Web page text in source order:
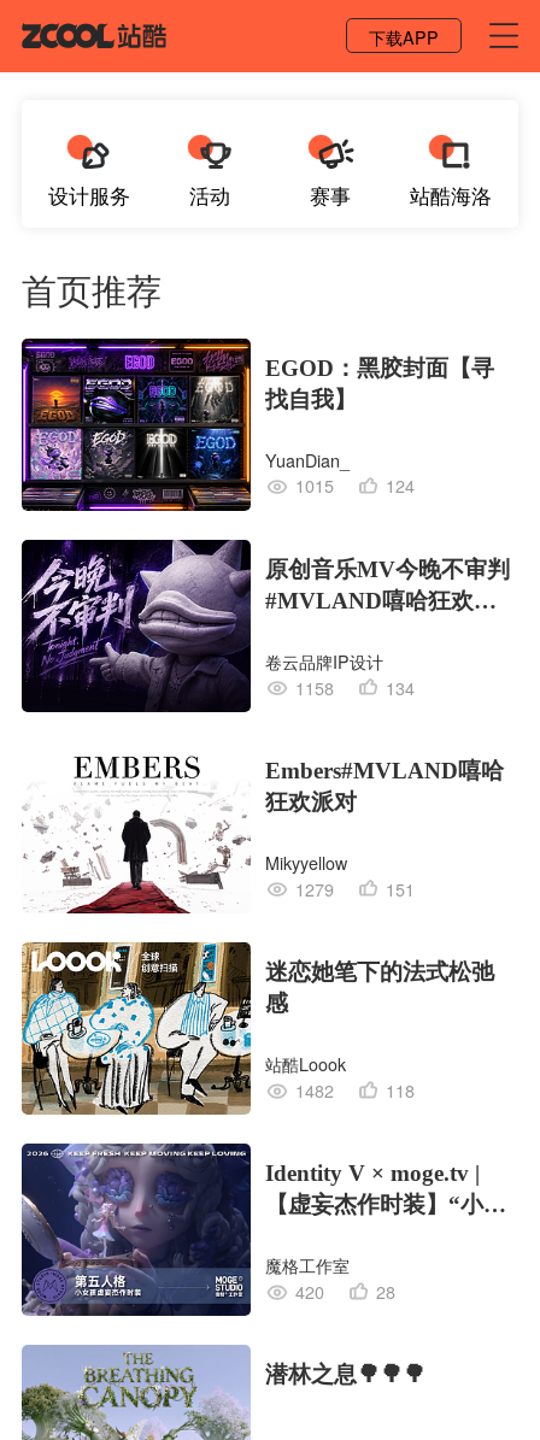
下载APP
设计服务 活动 赛事 站酷海洛
首页推荐
EGOD：黑胶封面【寻
找自我】
YuanDian_
1015
124
原创音乐MV今晚不审判
#MVLAND嘻哈狂欢派
卷云品牌IP设计
1158
134
Embers#MVLAND嘻哈
狂欢派对
Mikyyellow
1279
151
迷恋她笔下的法式松弛
感
站酷Loook
1482
118
Identity V × moge.tv |
【虚妄杰作时装】“小女
魔格工作室
420
28
潜林之息🌳🌳🌳